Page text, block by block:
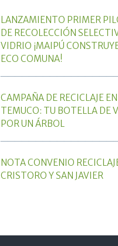
LANZAMIENTO PRIMER
DE RECOLECCIÓN
VIDRIO ¡MAIPÚ
ECO COMUNA!
CAMPAÑA DE RECICLAJE EN
TEMUCO: TU BOTELLA DE
POR UN ÁRBOL
NOTA CONVENIO
CRISTORO Y SAN JAVIER